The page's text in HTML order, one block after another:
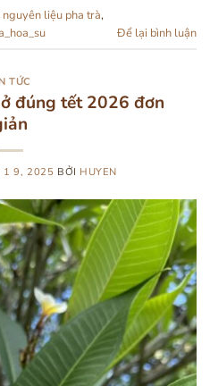
nguyên liệu pha trà,
Để lại bình luận
TỨC
đúng tết 2026 đơn
1 9, 2025 BỞI HUYEN